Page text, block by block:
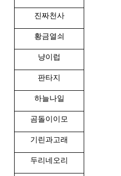
진짜천사
황금열쇠
냥이럽
판타지
하늘나일
곰돌이이모
기린과고래
두리네오리